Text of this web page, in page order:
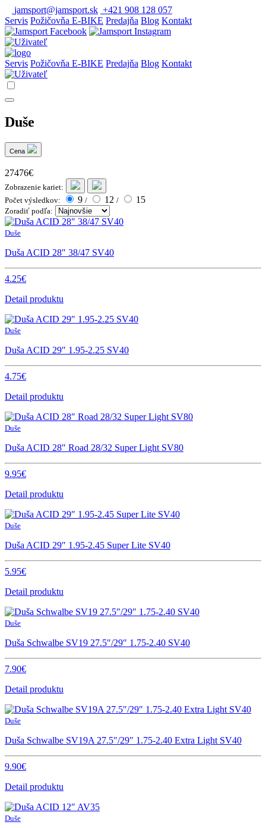
jamsport@jamsport.sk +421 908 128 057
Servis Požičovňa E-BIKE Predajňa Blog Kontakt
Servis Požičovňa E-BIKE Predajňa Blog Kontakt
Duše
Cena
27476€
Zobrazenie kariet:
Počet výsledkov:
9 / 12 / 15
Zoradiť podľa:
Duše
Duša ACID 28″ 38/47 SV40
4.25€
Detail produktu
Duše
Duša ACID 29″ 1.95-2.25 SV40
4.75€
Detail produktu
Duše
Duša ACID 28″ Road 28/32 Super Light SV80
9.95€
Detail produktu
Duše
Duša ACID 29″ 1.95-2.45 Super Lite SV40
5.95€
Detail produktu
Duše
Duša Schwalbe SV19 27.5″/29″ 1.75-2.40 SV40
7.90€
Detail produktu
Duše
Duša Schwalbe SV19A 27.5″/29″ 1.75-2.40 Extra Light SV40
9.90€
Detail produktu
Duše